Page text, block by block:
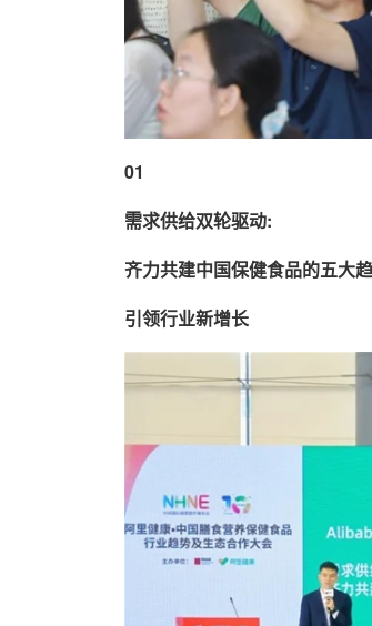
01
需求供给双轮驱动:
齐力共建中国保健食品的五大
引领行业新增长